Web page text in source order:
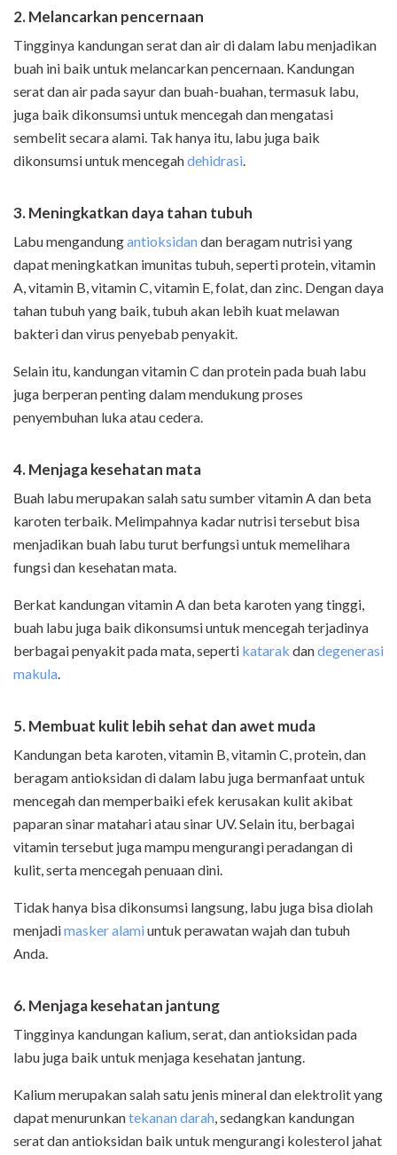
2. Melancarkan pencernaan
Tingginya kandungan serat dan air di dalam labu menjadikan
buah ini baik untuk melancarkan pencernaan. Kandungan
serat dan air pada sayur dan buah-buahan, termasuk labu,
juga baik dikonsumsi untuk mencegah dan mengatasi
sembelit secara alami. Tak hanya itu, labu juga baik
dikonsumsi untuk mencegahdehidrasi.
3. Meningkatkan daya tahan tubuh
Labu mengandungantioksidandan beragam nutrisi yang
dapat meningkatkan imunitas tubuh, seperti protein, vitamin
A, vitamin B, vitamin C, vitamin E, folat, dan zinc. Dengan daya
tahan tubuh yang baik, tubuh akan lebih kuat melawan
bakteri dan virus penyebab penyakit.
Selain itu, kandungan vitamin C dan protein pada buah labu
juga berperan penting dalam mendukung proses
penyembuhan luka atau cedera.
4. Menjaga kesehatan mata
Buah labu merupakan salah satu sumber vitamin A dan beta
karoten terbaik. Melimpahnya kadar nutrisi tersebut bisa
menjadikan buah labu turut berfungsi untuk memelihara
fungsi dan kesehatan mata.
Berkat kandungan vitamin A dan beta karoten yang tinggi,
buah labu juga baik dikonsumsi untuk mencegah terjadinya
berbagai penyakit pada mata, seperti katarak dandegenerasi
makula.
5. Membuat kulit lebih sehat dan awet muda
Kandungan beta karoten, vitamin B, vitamin C, protein, dan
beragam antioksidan di dalam labu juga bermanfaat untuk
mencegah dan memperbaiki efek kerusakan kulit akibat
paparan sinar matahari atau sinar UV. Selain itu, berbagai
vitamin tersebut juga mampu mengurangi peradangan di
kulit, serta mencegah penuaan dini.
Tidak hanya bisa dikonsumsi langsung, labu juga bisa diolah
menjadimasker alamiuntuk perawatan wajah dan tubuh
Anda.
6. Menjaga kesehatan jantung
Tingginya kandungan kalium, serat, dan antioksidan pada
labu juga baik untuk menjaga kesehatan jantung.
Kalium merupakan salah satu jenis mineral dan elektrolit yang
dapat menurunkantekanan darah, sedangkan kandungan
serat dan antioksidan baik untuk mengurangi kolesterol jahat